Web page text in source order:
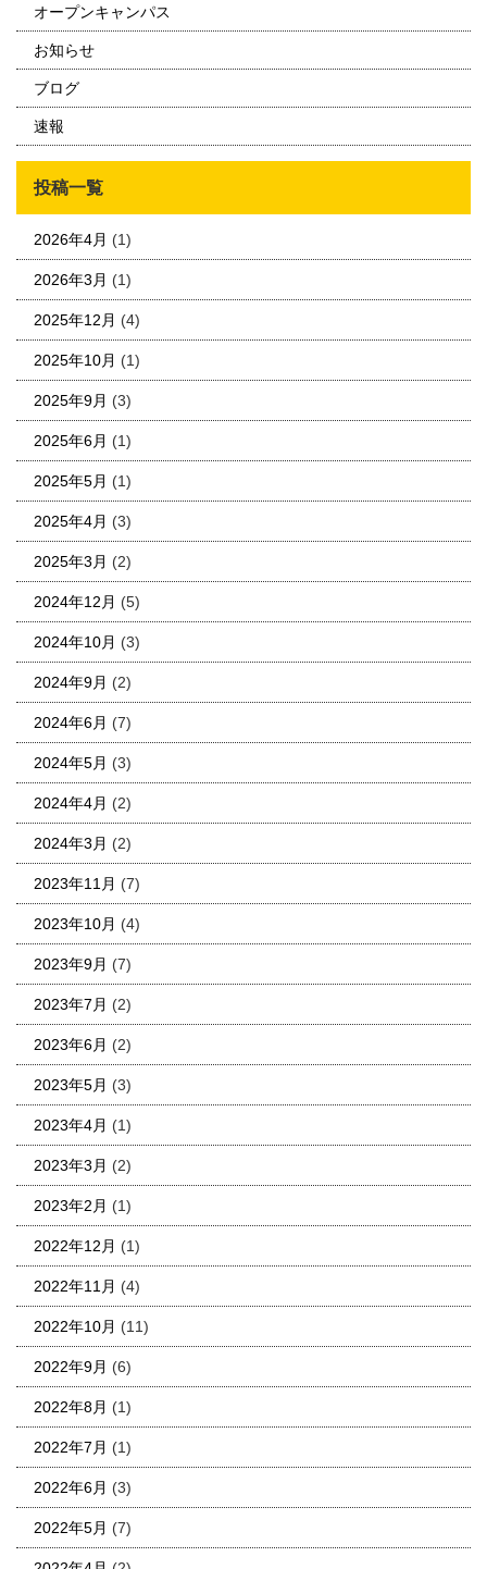
オープンキャンパス
お知らせ
ブログ
速報
投稿一覧
2026年4月 (1)
2026年3月 (1)
2025年12月 (4)
2025年10月 (1)
2025年9月 (3)
2025年6月 (1)
2025年5月 (1)
2025年4月 (3)
2025年3月 (2)
2024年12月 (5)
2024年10月 (3)
2024年9月 (2)
2024年6月 (7)
2024年5月 (3)
2024年4月 (2)
2024年3月 (2)
2023年11月 (7)
2023年10月 (4)
2023年9月 (7)
2023年7月 (2)
2023年6月 (2)
2023年5月 (3)
2023年4月 (1)
2023年3月 (2)
2023年2月 (1)
2022年12月 (1)
2022年11月 (4)
2022年10月 (11)
2022年9月 (6)
2022年8月 (1)
2022年7月 (1)
2022年6月 (3)
2022年5月 (7)